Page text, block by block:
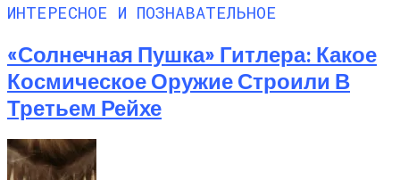
ИНТЕРЕСНОЕ И ПОЗНАВАТЕЛЬНОЕ
«Солнечная Пушка» Гитлера: Какое
Космическое Оружие Строили В
Третьем Рейхе